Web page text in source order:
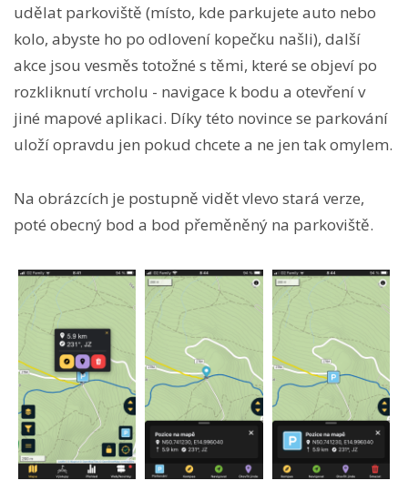
udělat parkoviště (místo, kde parkujete auto nebo
kolo, abyste ho po odlovení kopečku našli), další
akce jsou vesměs totožné s těmi, které se objeví po
rozkliknutí vrcholu - navigace k bodu a otevření v
jiné mapové aplikaci. Díky této novince se parkování
uloží opravdu jen pokud chcete a ne jen tak omylem.
Na obrázcích je postupně vidět vlevo stará verze,
poté obecný bod a bod přeměněný na parkoviště.